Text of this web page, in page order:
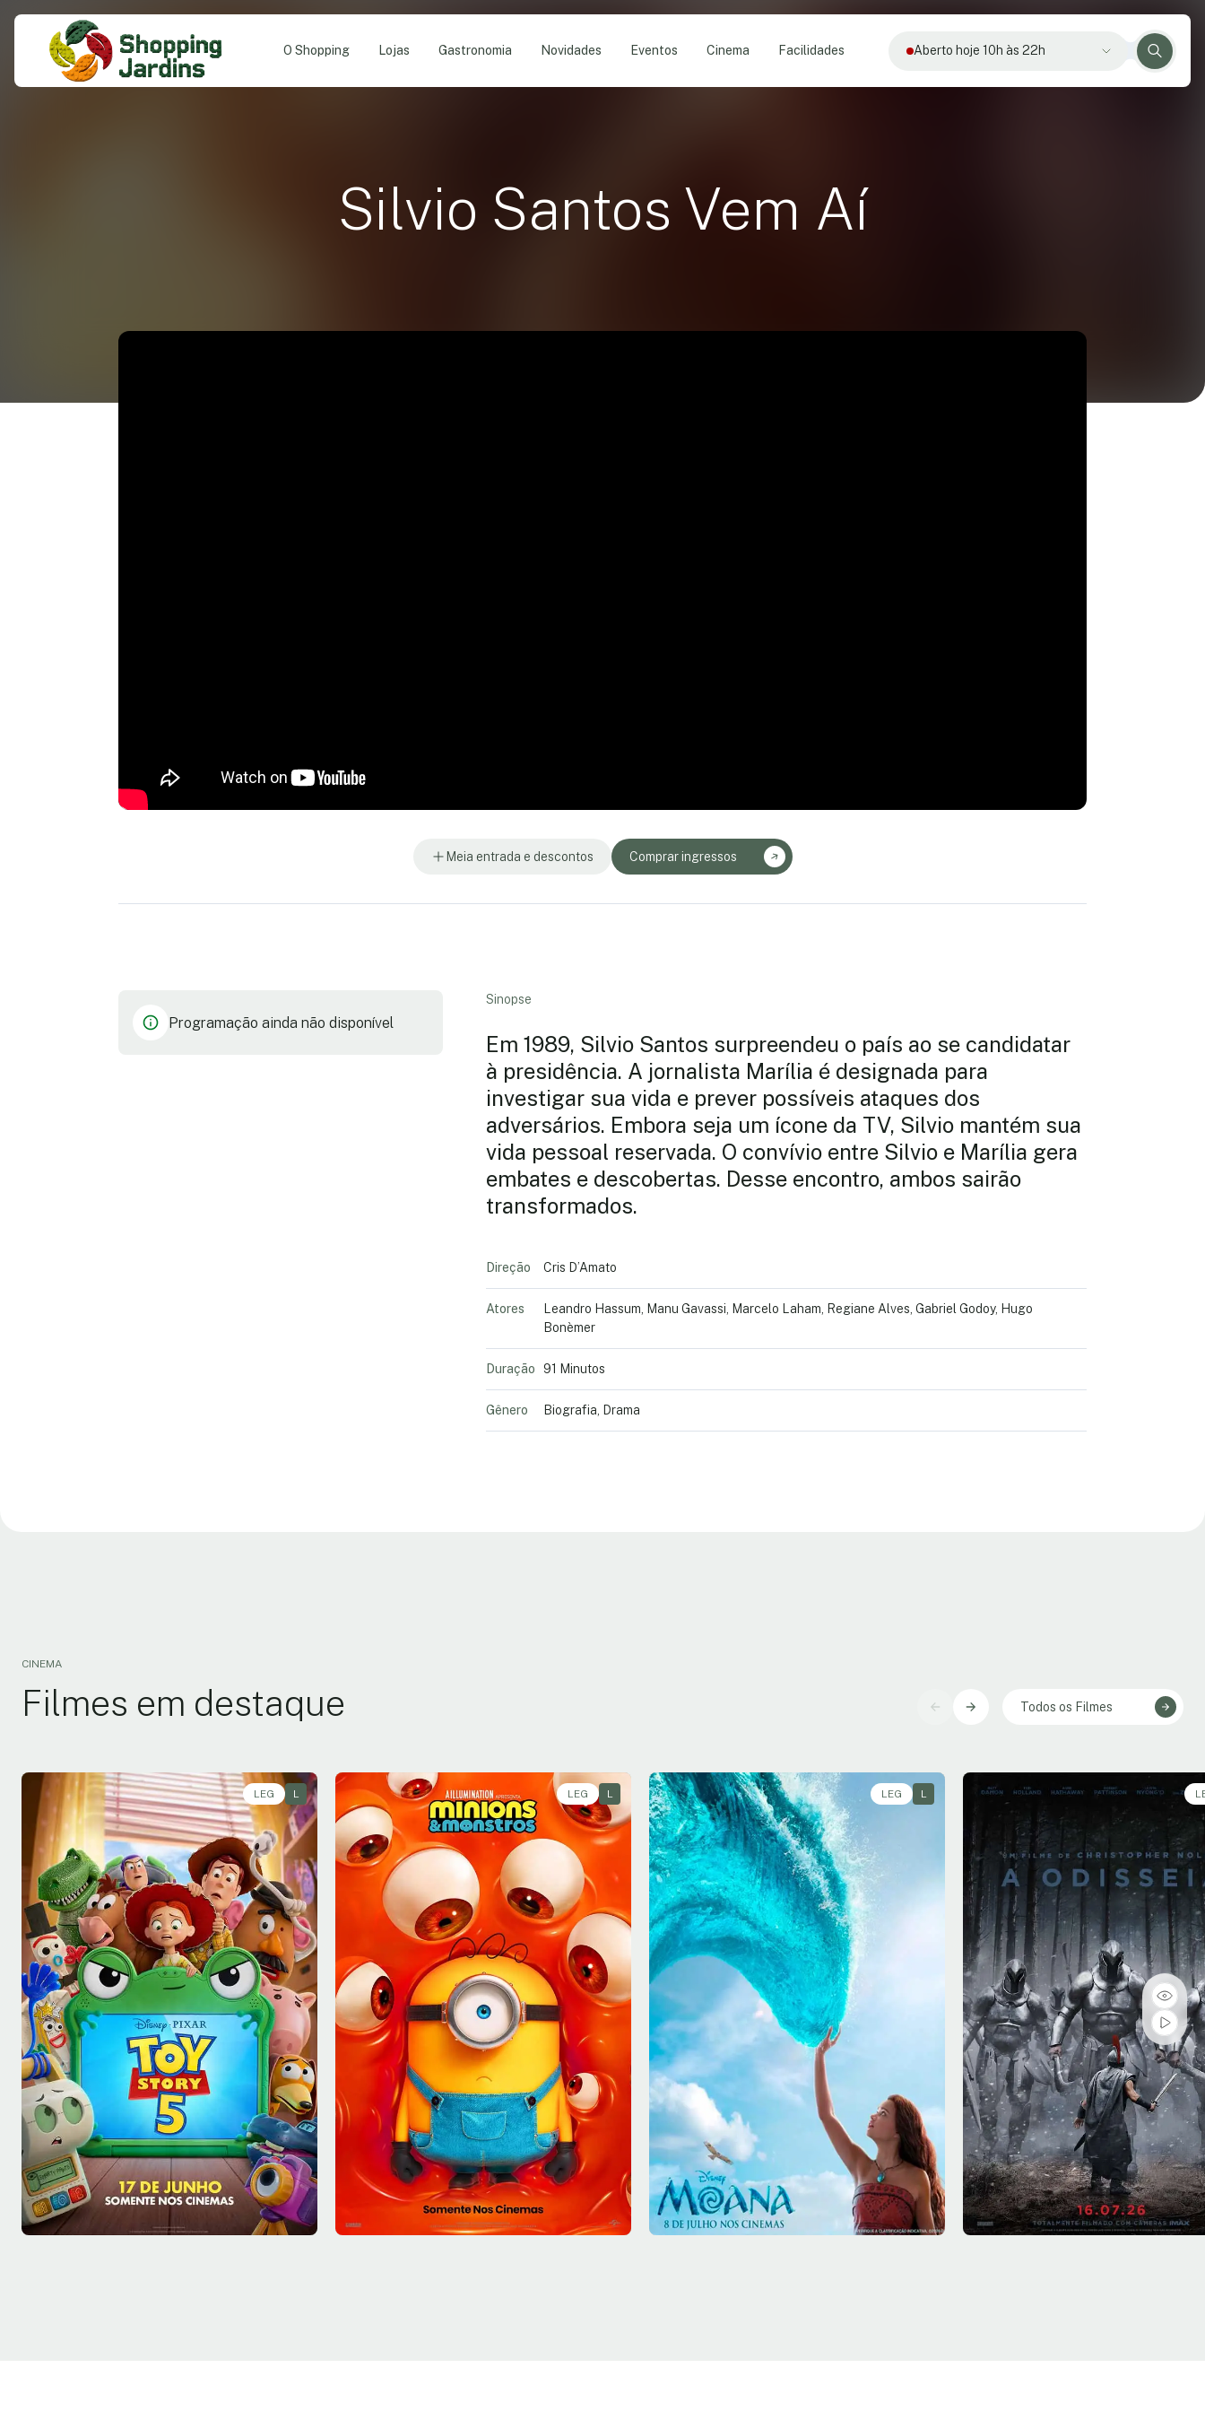
O Shopping Lojas Gastronomia Novidades Eventos Cinema Facilidades Aberto hoje 10h às 22h
Silvio Santos Vem Aí
Meia entrada e descontos Comprar ingressos
Programação ainda não disponível
Sinopse
Em 1989, Silvio Santos surpreendeu o país ao se candidatar
à presidência. A jornalista Marília é designada para
investigar sua vida e prever possíveis ataques dos
adversários. Embora seja um ícone da TV, Silvio mantém sua
vida pessoal reservada. O convívio entre Silvio e Marília gera
embates e descobertas. Desse encontro, ambos sairão
transformados.
Direção Cris D’Amato
Atores
Leandro Hassum, Manu Gavassi, Marcelo Laham, Regiane Alves, Gabriel Godoy, Hugo
Bonèmer
Duração 91 Minutos
Gênero Biografia, Drama
CINEMA
Filmes em destaque Todos os Filmes
LEG L
Sáb - 08/08
Sala 1 11:30, 16:20, 20:40
LEG L
Sáb - 08/08
Sala 9 13:30
LEG L
Sáb - 08/08
Sala 7 13:10, 15:50
Sáb - 08/08
Sala 4 14:30, 18:00, 21:30